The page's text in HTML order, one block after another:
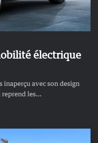
électrique
inaperçu avec son design
reprend les…